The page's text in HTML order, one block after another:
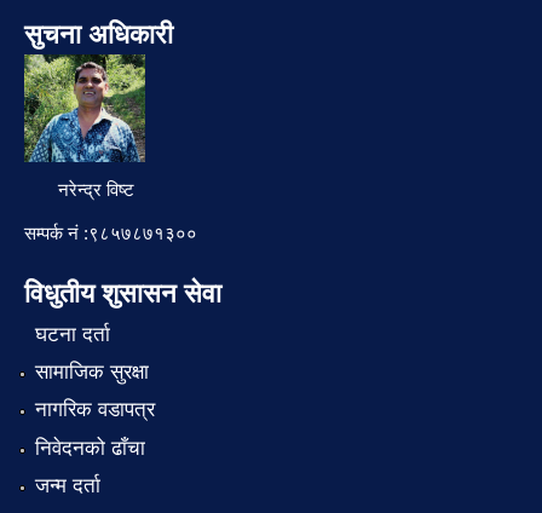
सुचना अधिकारी
नरेन्द्र विष्ट
सम्पर्क नं :९८५७८७१३००
विधुतीय शुसासन सेवा
घटना दर्ता
सामाजिक सुरक्षा
नागरिक वडापत्र
निवेदनको ढाँचा
जन्म दर्ता